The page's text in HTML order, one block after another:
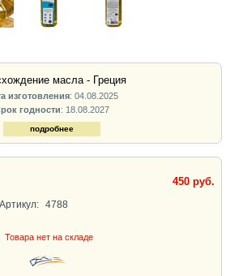
масла - Греция
изготовления: 04.08.2025
годности: 18.08.2027
подробнее
450 руб.
Артикул: 4788
Товара нет на складе